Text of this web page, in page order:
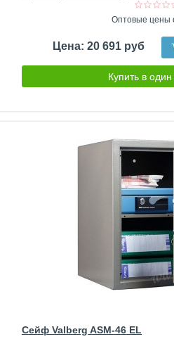
Оптовые цены
Цена: 20 691 руб
Купить в один
Сейф Valberg ASM-46 EL